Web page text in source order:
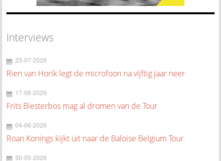
Interviews
23-07-2026
Rien van Horik legt de microfoon na vijftig jaar neer
17-06-2026
Frits Biesterbos mag al dromen van de Tour
04-06-2026
Roan Konings kijkt uit naar de Baloise Belgium Tour
30-05-2026